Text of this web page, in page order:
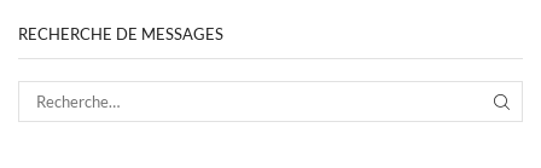
RECHERCHE DE MESSAGES